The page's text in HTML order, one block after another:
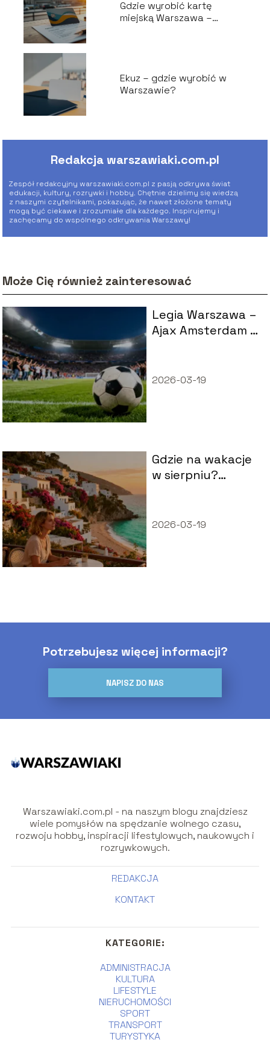
Gdzie wyrobić kartę
miejską Warszawa –
Ekuz – gdzie wyrobić w
Warszawie?
Redakcja warszawiaki.com.pl
Zespół redakcyjny warszawiaki.com.pl z pasją odkrywa świat
edukacji, kultury, rozrywki i hobby. Chętnie dzielimy się wiedzą
z naszymi czytelnikami, pokazując, że nawet złożone tematy
mogą być ciekawe i zrozumiałe dla każdego. Inspirujemy i
zachęcamy do wspólnego odkrywania Warszawy!
Może Cię również zainteresować
Legia Warszawa –
Ajax Amsterdam –
2026-03-19
Gdzie na wakacje
w sierpniu?
2026-03-19
Potrzebujesz więcej informacji?
NAPISZ DO NAS
Warszawiaki.com.pl - na naszym blogu znajdziesz
wiele pomysłów na spędzanie wolnego czasu,
rozwoju hobby, inspiracji lifestylowych, naukowych i
rozrywkowych.
REDAKCJA
KONTAKT
KATEGORIE:
ADMINISTRACJA
KULTURA
LIFESTYLE
NIERUCHOMOŚCI
SPORT
TRANSPORT
TURYSTYKA